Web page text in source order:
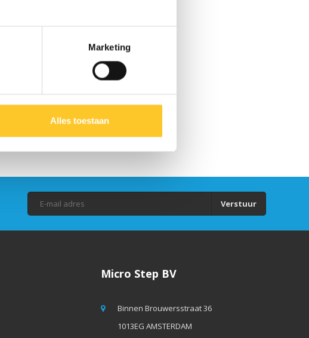
Marketing
Alles toestaan
Verstuur
Micro Step BV
Binnen Brouwersstraat 36
1013EG AMSTERDAM